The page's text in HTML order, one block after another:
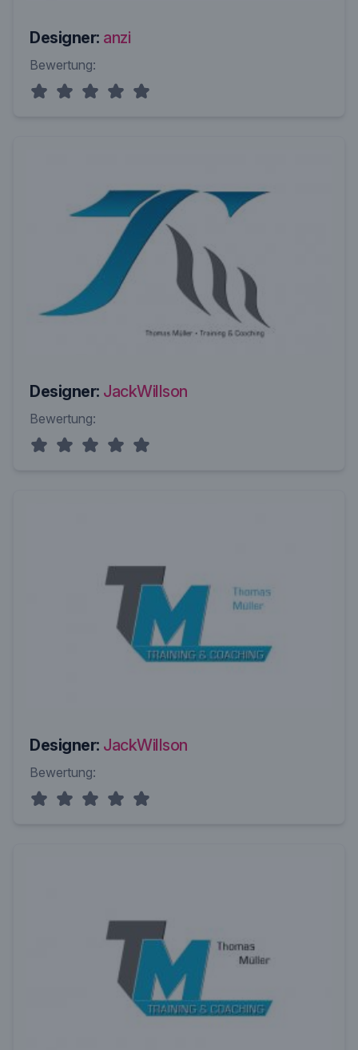
Designer: anzi
Bewertung:
Designer: JackWillson
Bewertung:
Designer: JackWillson
Bewertung: